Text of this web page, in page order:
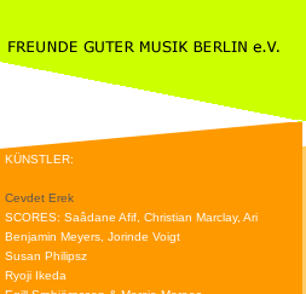
KÜNSTLER:
Cevdet Erek
SCORES: Saâdane Afif, Christian Marclay, Ari
Benjamin Meyers, Jorinde Voigt
Susan Philipsz
Ryoji Ikeda